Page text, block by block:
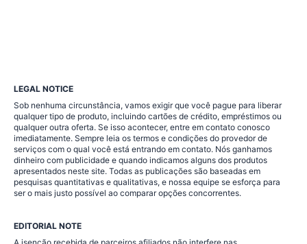
LEGAL NOTICE
Sob nenhuma circunstância, vamos exigir que você pague para liberar
qualquer tipo de produto, incluindo cartões de crédito, empréstimos ou
qualquer outra oferta. Se isso acontecer, entre em contato conosco
imediatamente. Sempre leia os termos e condições do provedor de
serviços com o qual você está entrando em contato. Nós ganhamos
dinheiro com publicidade e quando indicamos alguns dos produtos
apresentados neste site. Todas as publicações são baseadas em
pesquisas quantitativas e qualitativas, e nossa equipe se esforça para
ser o mais justo possível ao comparar opções concorrentes.
EDITORIAL NOTE